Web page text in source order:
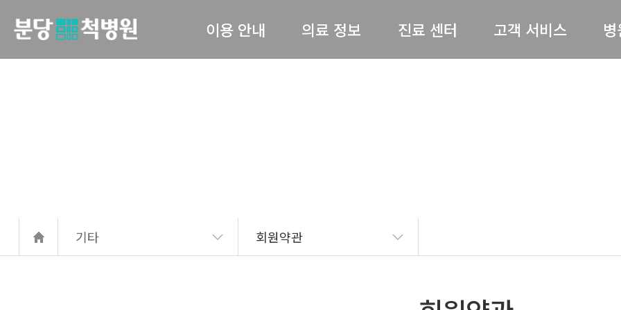
이용 안내 의료 정보 진료 센터 고객 서비스
기타 회원약관